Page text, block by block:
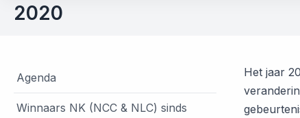
2020
Agenda
Winnaars NK (NCC & NLC) sinds
Het jaar